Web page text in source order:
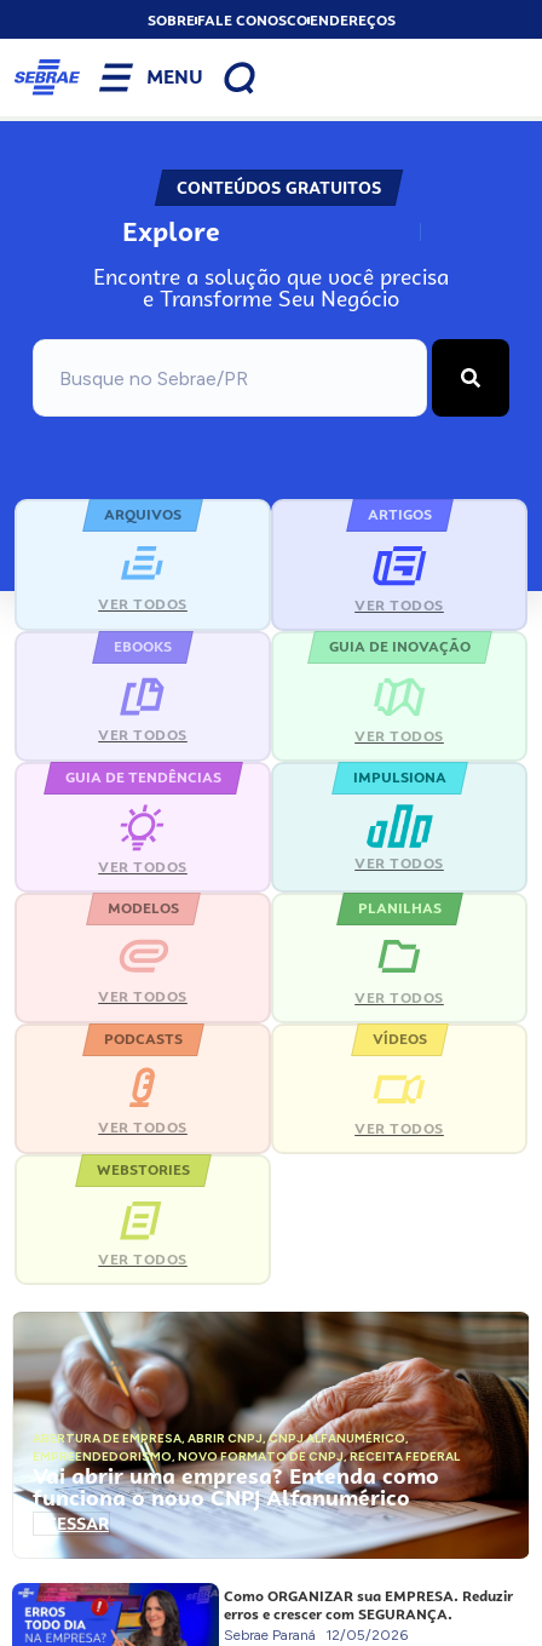
SOBREFALE CONOSCOENDEREÇOS
MENU
CONTEÚDOS GRATUITOS
Explore N
Encontre a solução que você precisa
e Transforme Seu Negócio
ARQUIVOS
VER TODOS
ARTIGOS
VER TODOS
EBOOKS
VER TODOS
GUIA DE INOVAÇÃO
VER TODOS
GUIA DE TENDÊNCIAS
VER TODOS
IMPULSIONA
VER TODOS
MODELOS
VER TODOS
PLANILHAS
VER TODOS
PODCASTS
VER TODOS
VÍDEOS
VER TODOS
WEBSTORIES
VER TODOS
ABERTURA DE EMPRESA, ABRIR CNPJ,CNPJ ALFANUMÉRICO,
EMPREENDEDORISMO, NOVO FORMATO DE CNPJ,RECEITA FEDERAL
Vai abrir uma empresa? Entenda como
funciona o novo CNPJ Alfanumérico
ACESSAR
Como ORGANIZAR sua EMPRESA. Reduzir
erros e crescer com SEGURANÇA.
Sebrae Paraná 12/05/2026